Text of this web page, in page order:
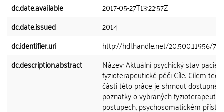
dc.date.available
2017-05-27T13:22:57Z
dc.date.issued
2014
dc.identifier.uri
http://hdl.handle.net/20.500.11956/
dc.description.abstract
Název: Aktuální psychický stav
fyzioterapeutické péči Cíle: Cílem
části této práce je shrnout dostupné
poznatky o vybraných
postupech, psychosomatickém